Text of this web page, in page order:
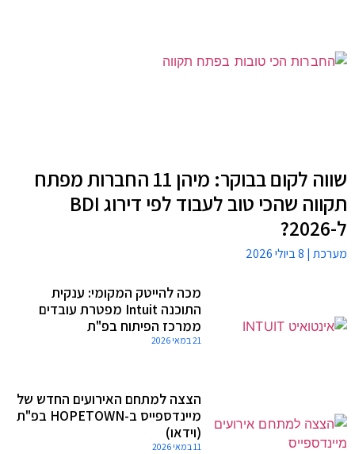
שווה לקום בבוקר: מיהן 11 החברות מפתח
תקווה שהכי טוב לעבוד לפי דירוג BDI
ל-2026?
מערכת
מכה להייטק המקומי: ענקית
התוכנה Intuit מפטרת עובדים
ממרכז הפיתוח בפ"ת
21 במאי 2026
הצצה למתחם האירועים החדש של
מיינדספייס ב-HOPETOWN בפ"ת
(וידאו)
11 במאי 2026